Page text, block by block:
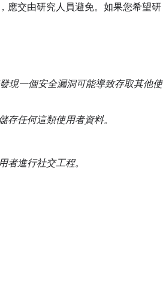
應交由研究人員避免。如果您希望研
現一個安全漏洞可能導致存取其他使
任何這類使用者資料。
進行社交工程。